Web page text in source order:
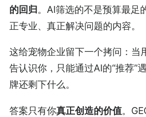
的回归。AI筛选的不是预算最足
正专业、真正解决问题的内容。
这给宠物企业留下一个拷问：当
告认识你，只能通过AI的“推荐”
牌还剩下什么。
答案只有你真正创造的价值。